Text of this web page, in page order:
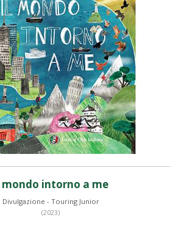
mondo intorno a me
Divulgazione - Touring Junior
(2023)